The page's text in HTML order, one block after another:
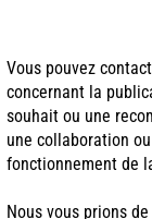
Vous pouvez
concernant la
souhait ou une
une collaboration
fonctionnement de
Nous vous prions